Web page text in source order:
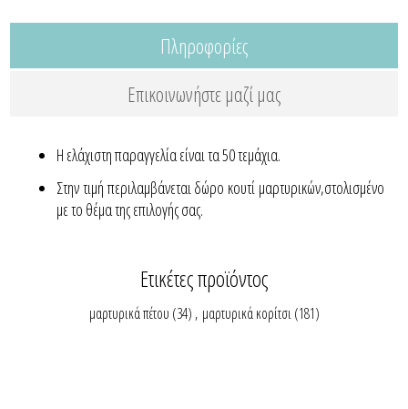
Πληροφορίες
Επικοινωνήστε μαζί μας
Η ελάχιστη παραγγελία είναι τα 50 τεμάχια.
Στην τιμή περιλαμβάνεται δώρο κουτί μαρτυρικών,στολισμένο
με το θέμα της επιλογής σας.
Ετικέτες προϊόντος
μαρτυρικά πέτου (34) , μαρτυρικά κορίτσι (181)